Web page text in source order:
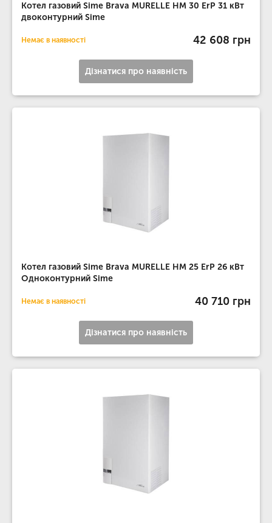
Котел газовий Sime Brava MURELLE HM 30 ErP 31 кВт
двоконтурний Sime
Немає в наявності 42 608 грн
Дізнатися про наявність
Котел газовий Sime Brava MURELLE HM 25 ErP 26 кВт
Одноконтурний Sime
Немає в наявності 40 710 грн
Дізнатися про наявність